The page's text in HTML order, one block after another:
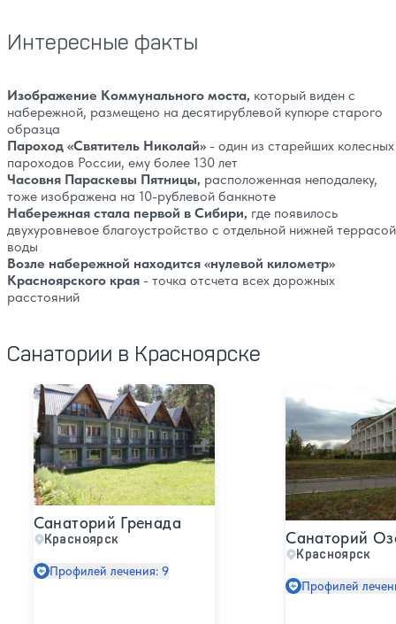
Интересные факты
Изображение Коммунального моста, который виден с
набережной, размещено на десятирублевой купюре старого
образца
Пароход «Святитель Николай» - один из старейших колесных
пароходов России, ему более 130 лет
Часовня Параскевы Пятницы, расположенная неподалеку,
тоже изображена на 10-рублевой банкноте
Набережная стала первой в Сибири, где появилось
двухуровневое благоустройство с отдельной нижней
воды
Возле набережной находится «нулевой километр»
Красноярского края - точка отсчета всех дорожных
расстояний
Санатории в Красноярске
Санаторий Гренада
Красноярск
Профилей лечения: 9
Санаторий Гренада
Санаторий
Красноярск
Профилей